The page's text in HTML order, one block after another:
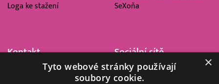
Loga ke stažení
SeXoňa
Kontakt
Barrandov Televizní Studio,
Sociální sítě
×
Tyto webové stránky používají
soubory cookie.